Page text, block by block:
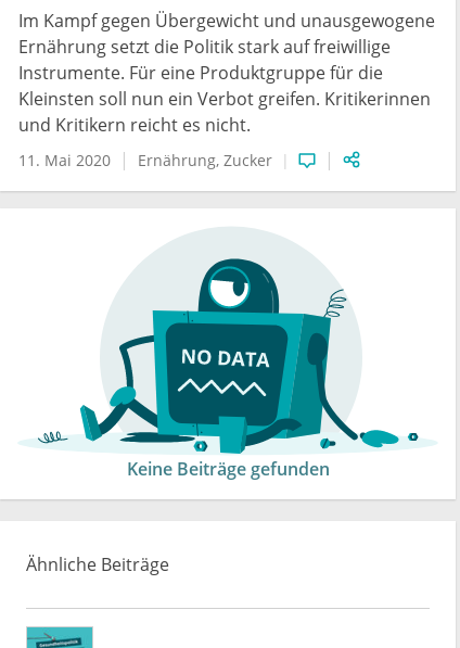
Im Kampf gegen Übergewicht und unausgewogene
Ernährung setzt die Politik stark auf freiwillige
Instrumente. Für eine Produktgruppe für die
Kleinsten soll nun ein Verbot greifen. Kritikerinnen
und Kritikern reicht es nicht.
11. Mai 2020 Ernährung Zucker
Keine Beiträge gefunden
Ähnliche Beiträge